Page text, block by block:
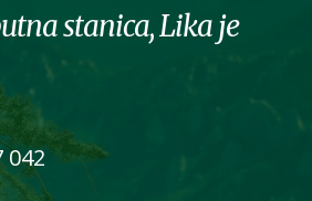
stanica, Lika je
042